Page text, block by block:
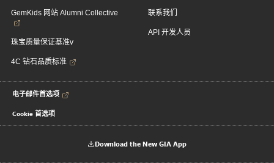
GemKids 网站 Alumni Collective
珠宝质量保证基准v
4C 钻石品质标准
联系我们
API 开发人员
电子邮件首选项
Cookie 首选项
Download the New GIA App